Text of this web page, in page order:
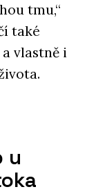
tmu,“
také
vlastně i
u